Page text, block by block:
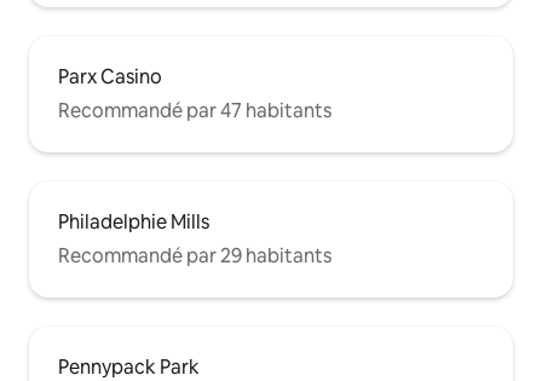
Parx Casino
Recommandé par 47 habitants
Philadelphie Mills
Recommandé par 29 habitants
Pennypack Park